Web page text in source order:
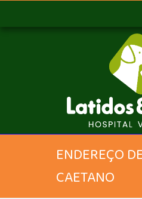
ENDEREÇO
CAETANO